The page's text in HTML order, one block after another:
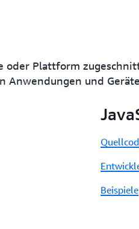
oder Plattform
Anwendungen und
Beispiele